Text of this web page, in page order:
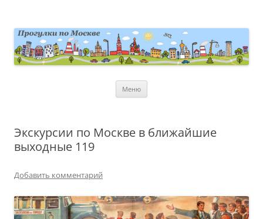
Меню
Экскурсии по Москве в ближайшие
выходные 119
Добавить комментарий